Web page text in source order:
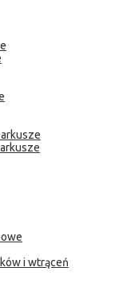
i wtrąceń